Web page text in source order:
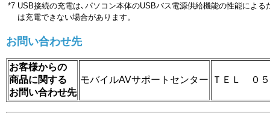
*7 USB接続の充電は､パソコン本体のUSBバス電源供給機能の性能による
は充電できない場合があります。
お問い合わせ先
お客様からの
商品に関する
お問い合わせ先
モバイルAVサポートセンター ＴＥＬ ０５